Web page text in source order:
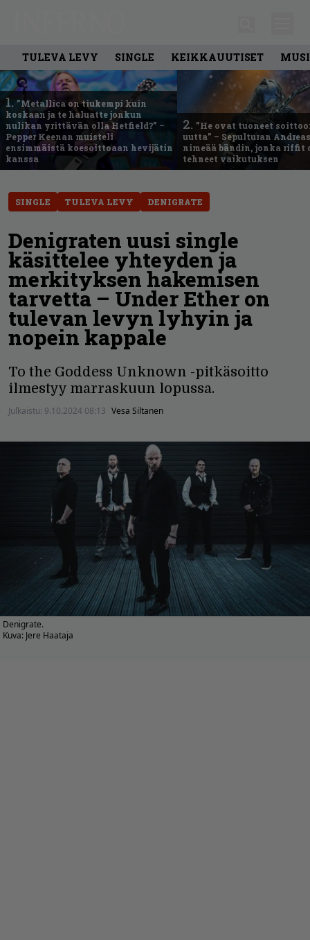
TULEVA LEVY SINGLE KEIKKAUUTISET
1. ”Metallica on tiukempi kuin
koskaan ja te haluatte jonkun
nulikan yrittävän olla Hetfield?” –
Pepper Keenan muisteli
ensimmäistä koesoittoaan hevijätin
kanssa
2. ”He ovat tuoneet
uutta” – Sepulturan
nimeää bändin, jonka riffit
tehneet vaikutuksen
SINGLE TULEVA LEVY DENIGRATE
Denigraten uusi single
käsittelee yhteyden ja
merkityksen hakemisen
tarvetta – Under Ether on
tulevan levyn lyhyin ja
nopein kappale
To the Goddess Unknown -pitkäsoitto
ilmestyy marraskuun lopussa.
Julkaistu: 9.10.2024 08:13 Vesa Siltanen
Denigrate.
Kuva: Jere Haataja